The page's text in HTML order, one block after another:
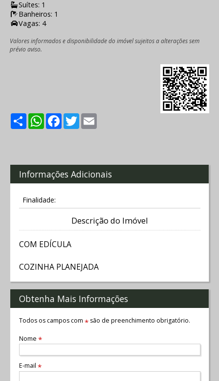
Suítes: 1
Banheiros: 1
Vagas: 4
Valores informados e disponibilidade do imóvel sujeitos a alterações sem
prévio aviso.
ShareWhatsApp
Facebook
Twitter
Informações Adicionais
Finalidade:
Descrição do Imóvel
COM EDÍCULA
COZINHA PLANEJADA
Obtenha Mais Informações
Todos os campos com *são de preenchimento obrigatório.
Nome *
E-mail *